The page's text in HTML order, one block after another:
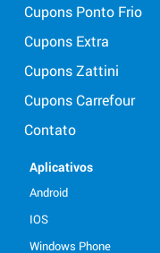
Cupons Ponto Frio
Cupons Extra
Cupons Zattini
Cupons Carrefour
Contato
Aplicativos
Android
IOS
Windows Phone